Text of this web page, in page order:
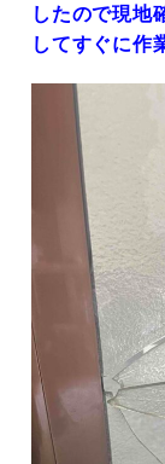
したので現地
してすぐに作